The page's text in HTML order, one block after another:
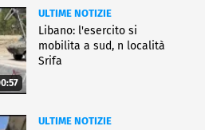
ULTIME NOTIZIE
Libano: l'esercito si
mobilita a sud, n località
Srifa
ULTIME NOTIZIE